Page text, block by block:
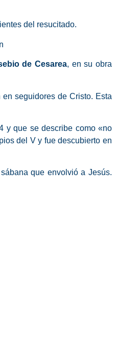
del resucitado.
de Cesarea, en su obra
seguidores de Cristo. Esta
y que se describe como «no
del V y fue descubierto en
que envolvió a Jesús.